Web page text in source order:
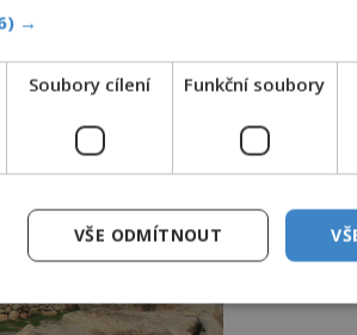
→
Soubory cílení Funkční soubory
VŠE ODMÍTNOUT